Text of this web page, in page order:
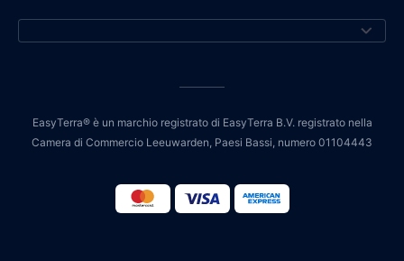
EasyTerra® è un marchio registrato di EasyTerra B.V. registrato nella
Camera di Commercio Leeuwarden, Paesi Bassi, numero 01104443